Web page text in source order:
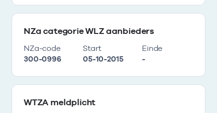
NZa categorie WLZ aanbieders
NZa-code
300-0996
Start
05-10-2015
Einde
-
WTZA meldplicht